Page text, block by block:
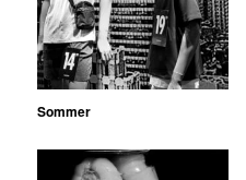
Sommer